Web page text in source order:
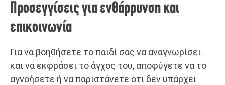
Προσεγγίσεις για ενθάρρυνση και
επικοινωνία
Για να βοηθήσετε το παιδί σας να αναγνωρίσει
και να εκφράσει το άγχος του, αποφύγετε να το
αγνοήσετε ή να παριστάνετε ότι δεν υπάρχει